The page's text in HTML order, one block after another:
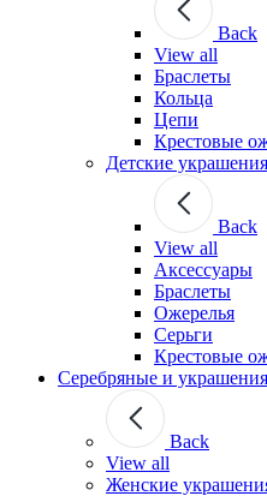
Back
View all
Браслеты
Кольца
Цепи
Крестовые
Детские украшения
Back
View all
Аксессуары
Браслеты
Ожерелья
Серьги
Крестовые
Серебряные и
Back
View all
Женские